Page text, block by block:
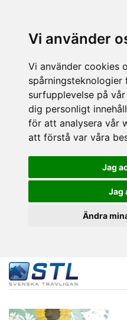
Vi använder
Vi använder cookies
surfupplevelse på
dig personligt
för att analysera vår
att förstå var våra
Jag
Jag
Ändra